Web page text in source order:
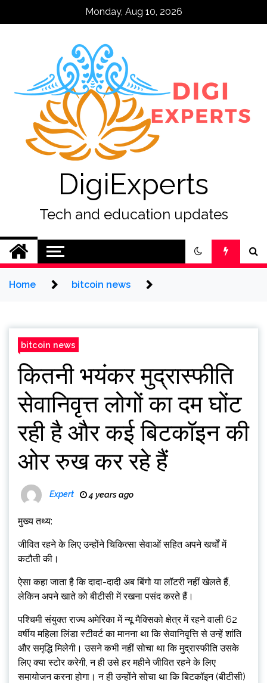
Monday, Aug 10, 2026
DigiExperts
Tech and education updates
Home bitcoin news
bitcoin news
कितनी भयंकर मुद्रास्फीति
सेवानिवृत्त लोगों का दम घोंट
रही है और कई बिटकॉइन की
ओर रुख कर रहे हैं
Expert 4 years ago
मुख्य तथ्य:
जीवित रहने के लिए उन्होंने चिकित्सा सेवाओं सहित अपने खर्चों में
कटौती की।
ऐसा कहा जाता है कि दादा-दादी अब बिंगो या लॉटरी नहीं खेलते हैं,
लेकिन अपने खाते को बीटीसी में रखना पसंद करते हैं।
पश्चिमी संयुक्त राज्य अमेरिका में न्यू मैक्सिको क्षेत्र में रहने वाली 62
वर्षीय महिला लिंडा स्टीवर्ट का मानना ​​​​था कि सेवानिवृत्ति से उन्हें शांति
और समृद्धि मिलेगी। उसने कभी नहीं सोचा था कि मुद्रास्फीति उसके
लिए क्या स्टोर करेगी, न ही उसे हर महीने जीवित रहने के लिए
समायोजन करना होगा। न ही उन्होंने सोचा था कि बिटकॉइन (बीटीसी)